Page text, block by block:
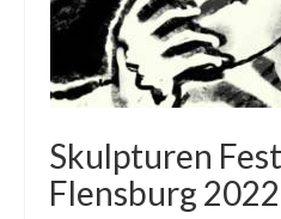
Skulpturen
Flensburg 2022